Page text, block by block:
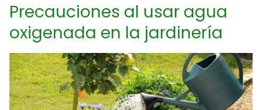
Precauciones al usar agua
oxigenada en la jardinería